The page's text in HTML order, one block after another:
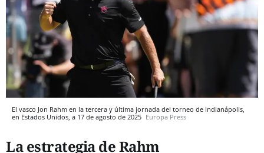
El vasco Jon Rahm en la tercera y última jornada del torneo de Indianápolis,
en Estados Unidos, a 17 de agosto de 2025 Europa Press
La estrategia de Rahm